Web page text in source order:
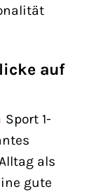
auf
Sport 1-
als
gute